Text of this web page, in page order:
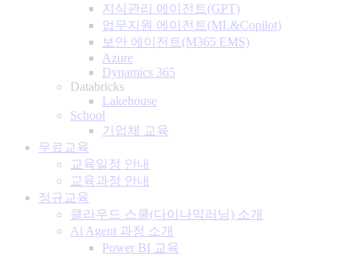
지식관리 에이전트(GPT)
업무지원 에이전트(ML&Copilot)
보안 에이전트(M365 EMS)
Azure
Dynamics 365
Databricks
Lakehouse
School
기업체 교육
무료교육
교육일정 안내
교육과정 안내
정규교육
클라우드 스쿨(다이나믹러닝) 소개
Ai Agent 과정 소개
Power BI 교육